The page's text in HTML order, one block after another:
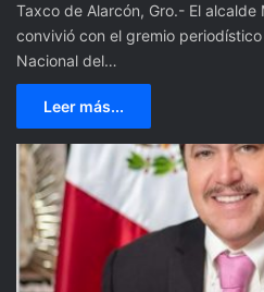
Taxco de Alarcón, Gro.- El alcalde
convivió con el gremio
Nacional del…
Leer más...